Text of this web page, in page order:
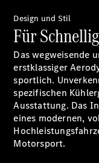
Shooting
Brake
C-Klasse T-
Modell
C-Klasse T-
Modell All-
Terrain
E-Klasse T-
Modell
E-Klasse T-
Modell All-
Design und Stil
Für
Das wegweisende
erstklassiger
sportlich.
spezifischen
Ausstattung. Das
eines modernen,
Motorsport.